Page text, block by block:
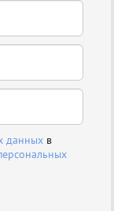
данных в